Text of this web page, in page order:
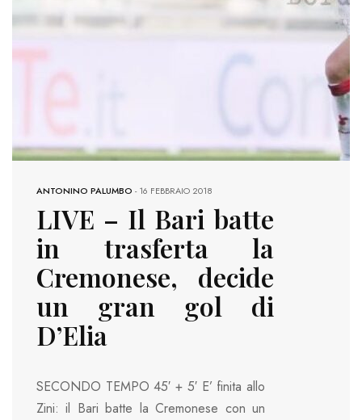
ANTONINO PALUMBO -16 FEBBRAIO 2018
LIVE – Il Bari batte
in trasferta la
Cremonese, decide
un gran gol di
D’Elia
SECONDO TEMPO 45′ + 5′ E’ finita allo
Zini: il Bari batte la Cremonese con un